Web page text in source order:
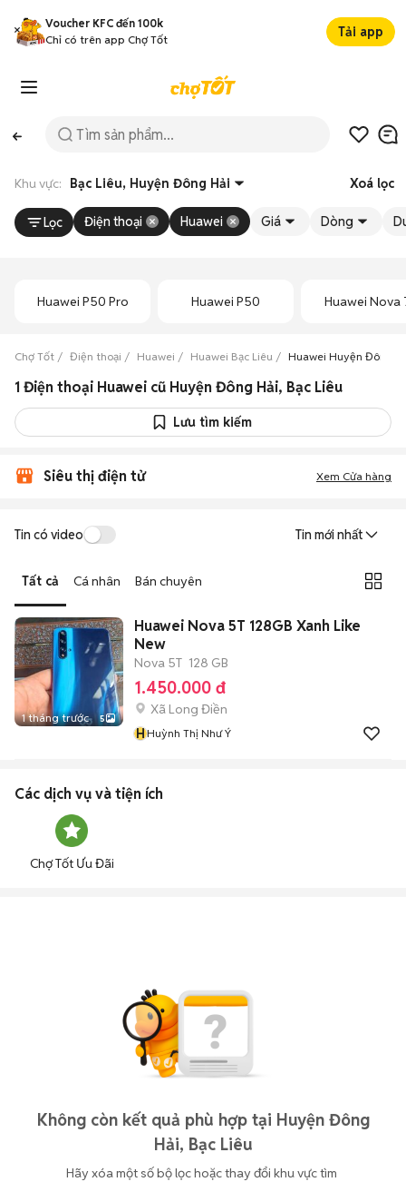
Voucher KFC đến 100k
Chỉ có trên app Chợ Tốt
Tải app
Khu vực: Bạc Liêu, Huyện Đông Hải Xoá lọc
Lọc Điện thoại Huawei Giá Dòng
Huawei P50 Pro Huawei P50 Huawei Nova
Chợ Tốt Điện thoại Huawei Huawei Bạc Liêu Huawei Huyện Đông
1 Điện thoại Huawei cũ Huyện Đông Hải, Bạc Liêu
Lưu tìm kiếm
Siêu thị điện tử Xem Cửa hàng
Tin có video Tin mới nhất
Tất cả Cá nhân Bán chuyên
1 tháng trước 5
Huawei Nova 5T 128GB Xanh Like
New
Nova 5T 128 GB
1.450.000 đ
Xã Long Điền
HHuỳnh Thị Như Ý
Các dịch vụ và tiện ích
Chợ Tốt Ưu Đãi
Không còn kết quả phù hợp tại Huyện Đông
Hải, Bạc Liêu
Hãy xóa một số bộ lọc hoặc thay đổi khu vực tìm